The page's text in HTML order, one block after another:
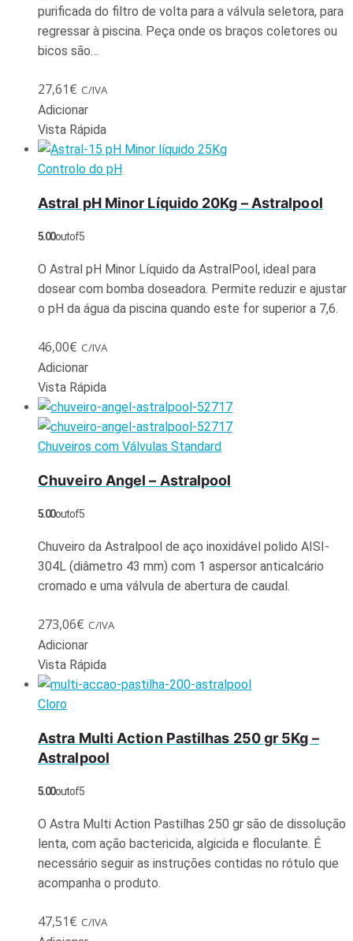
purificada do filtro de volta para a válvula seletora, para
regressar à piscina. Peça onde os braços coletores ou
bicos são…
27,61€ C/IVA
Adicionar
Vista Rápida
Controlo do pH
Astral pH Minor Líquido 20Kg – Astralpool
5.00out of 5
O Astral pH Minor Líquido da AstralPool, ideal para
dosear com bomba doseadora. Permite reduzir e ajustar
o pH da água da piscina quando este for superior a 7,6.
46,00€ C/IVA
Adicionar
Vista Rápida
Chuveiros com Válvulas Standard
Chuveiro Angel – Astralpool
5.00out of 5
Chuveiro da Astralpool de aço inoxidável polido AISI-
304L (diâmetro 43 mm) com 1 aspersor anticalcário
cromado e uma válvula de abertura de caudal.
273,06€ C/IVA
Adicionar
Vista Rápida
Cloro
Astra Multi Action Pastilhas 250 gr 5Kg –
Astralpool
5.00out of 5
O Astra Multi Action Pastilhas 250 gr são de dissolução
lenta, com ação bactericida, algicida e floculante. É
necessário seguir as instruções contidas no rótulo que
acompanha o produto.
47,51€ C/IVA